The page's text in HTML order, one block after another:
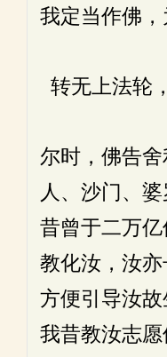
我定当作佛，
转无上法轮
尔时，佛告舍
人、沙门、
昔曾于二万
教化汝，汝
方便引导汝故
我昔教汝志